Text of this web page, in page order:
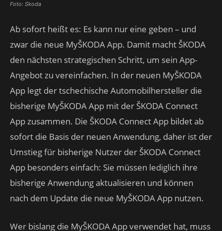
Foto: Skoda
Ab sofort heißt es: Es kann nur eine geben – und
zwar die neue MyŠKODA App. Damit macht ŠKODA
den nächsten strategischen Schritt, um sein App-
Angebot zu vereinfachen. In der neuen MyŠKODA
App legt der tschechische Automobilhersteller die
bisherige MyŠKODA App mit der ŠKODA Connect
App zusammen. Die ŠKODA Connect App bildet ab
sofort die Basis der neuen Anwendung, daher ist der
Umstieg für bisherige Nutzer der ŠKODA Connect
App besonders einfach: Sie müssen lediglich ihre
bisherige Anwendung aktualisieren und können
nach dem Update die neue MyŠKODA App nutzen.
Wer bislang die MyŠKODA App verwendet hat, muss